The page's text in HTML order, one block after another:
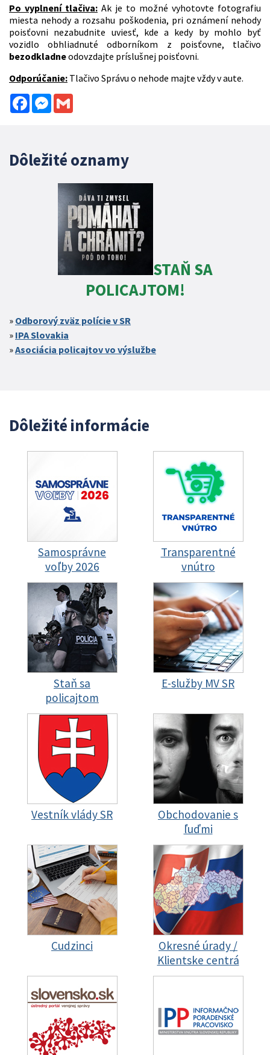
Po vyplnení tlačiva: Ak je to možné vyhotovte fotografiu
miesta nehody a rozsahu poškodenia, pri oznámení nehody
poisťovni nezabudnite uviesť, kde a kedy by mohlo byť
vozidlo obhliadnuté odborníkom z poisťovne, tlačivo
bezodkladneodovzdajte príslušnej poisťovni.
Odporúčanie: Tlačivo Správu o nehode majte vždy v aute.
FacebookMessenger
Dôležité oznamy
STAŇ SA
POLICAJTOM!
Odborový zväz polície v SR
IPA Slovakia
Asociácia policajtov vo výslužbe
Dôležité informácie
Samosprávne
voľby 2026
Transparentné
vnútro
Staň sa
policajtom
E-služby MV SR
Vestník vlády SR
Obchodovanie s
ľuďmi
Cudzinci
Okresné úrady /
Klientske centrá